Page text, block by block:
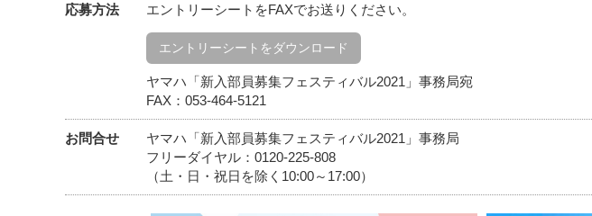
応募方法 エントリーシートをFAXでお送りください。
エントリーシートをダウンロード
ヤマハ「新入部員募集フェスティバル2021」事務局宛
FAX：053-464-5121
お問合せ
ヤマハ「新入部員募集フェスティバル2021」事務局
フリーダイヤル：0120-225-808
（土・日・祝日を除く10:00～17:00）